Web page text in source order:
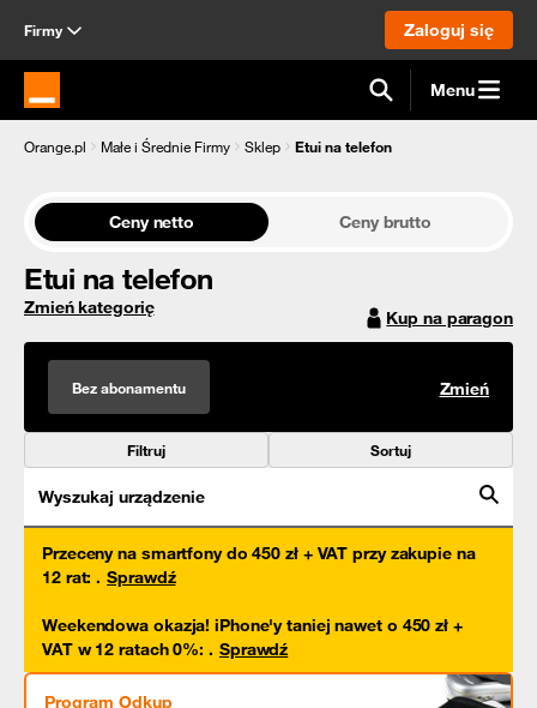
Firmy Zaloguj się
Strona główna Orange.pl Menu
Orange.pl Małe i Średnie Firmy Sklep Etui na telefon
Ceny netto Ceny brutto
Etui na telefon
Zmień kategorię Kup na paragon
Bez abonamentu Zmień
Filtruj Sortuj
Wyszukaj urządzenie
Przeceny na smartfony do 450 zł + VAT przy zakupie na
12 rat: . Sprawdź
Weekendowa okazja! iPhone'y taniej nawet o 450 zł +
VAT w 12 ratach 0%: . Sprawdź
Program Odkup